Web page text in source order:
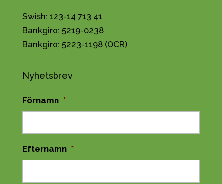
Swish: 123-14 713 41
Bankgiro: 5219-0238
Bankgiro: 5223-1198 (OCR)
Nyhetsbrev
Förnamn *
Efternamn *